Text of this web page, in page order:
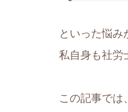
といった悩み
私自身も社労
この記事では